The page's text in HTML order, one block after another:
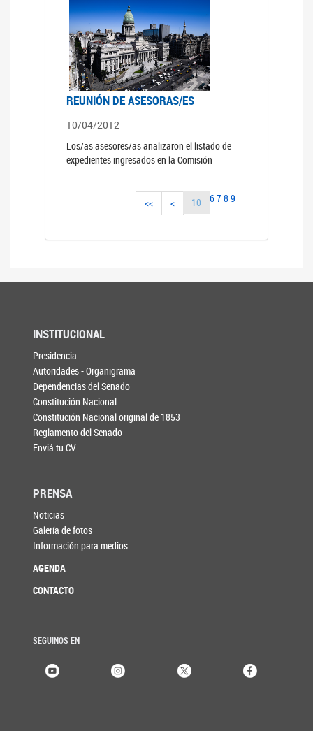
REUNIÓN DE ASESORAS/ES
10/04/2012
Los/as asesores/as analizaron el listado de
expedientes ingresados en la Comisión
<< < 6789
10
INSTITUCIONAL
Presidencia
Autoridades - Organigrama
Dependencias del Senado
Constitución Nacional
Constitución Nacional original de 1853
Reglamento del Senado
Enviá tu CV
PRENSA
Noticias
Galería de fotos
Información para medios
AGENDA
CONTACTO
SEGUINOS EN